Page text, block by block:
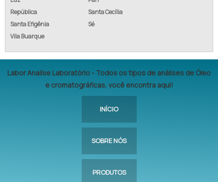
República
Santa Cecília
Santa Efigênia
Sé
Vila Buarque
Labor Analíse Laboratório - Todos os tipos de análises de Óleo
e cromatográficas, você encontra aqui!
INÍCIO
SOBRE NÓS
PRODUTOS